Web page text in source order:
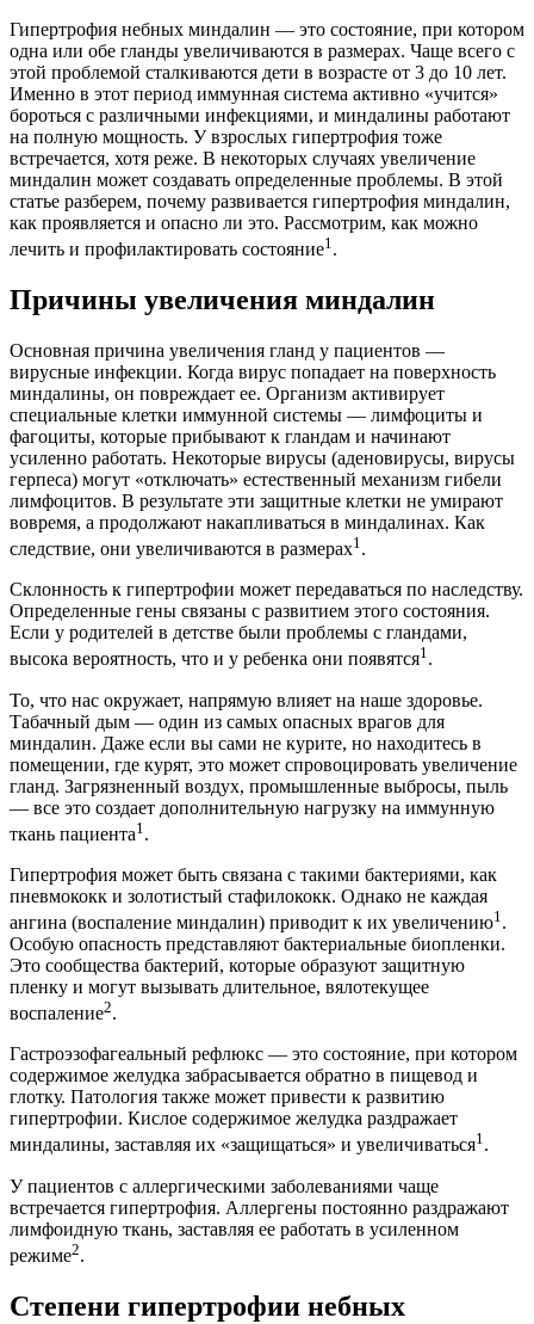
Гипертрофия небных миндалин — это состояние, при котором
одна или обе гланды увеличиваются в размерах. Чаще всего с
этой проблемой сталкиваются дети в возрасте от 3 до 10 лет.
Именно в этот период иммунная система активно «учится»
бороться с различными инфекциями, и миндалины работают
на полную мощность. У взрослых гипертрофия тоже
встречается, хотя реже. В некоторых случаях увеличение
миндалин может создавать определенные проблемы. В этой
статье разберем, почему развивается гипертрофия миндалин,
как проявляется и опасно ли это. Рассмотрим, как можно
лечить и профилактировать состояние1 .
Причины увеличения миндалин
Основная причина увеличения гланд у пациентов —
вирусные инфекции. Когда вирус попадает на поверхность
миндалины, он повреждает ее. Организм активирует
специальные клетки иммунной системы — лимфоциты и
фагоциты, которые прибывают к гландам и начинают
усиленно работать. Некоторые вирусы (аденовирусы, вирусы
герпеса) могут «отключать» естественный механизм гибели
лимфоцитов. В результате эти защитные клетки не умирают
вовремя, а продолжают накапливаться в миндалинах. Как
следствие, они увеличиваются в размерах1 .
Склонность к гипертрофии может передаваться по наследству.
Определенные гены связаны с развитием этого состояния.
Если у родителей в детстве были проблемы с гландами,
высока вероятность, что и у ребенка они появятся1.
То, что нас окружает, напрямую влияет на наше здоровье.
Табачный дым — один из самых опасных врагов для
миндалин. Даже если вы сами не курите, но находитесь в
помещении, где курят, это может спровоцировать увеличение
гланд. Загрязненный воздух, промышленные выбросы, пыль
— все это создает дополнительную нагрузку на иммунную
ткань пациента1 .
Гипертрофия может быть связана с такими бактериями, как
пневмококк и золотистый стафилококк. Однако не каждая
ангина (воспаление миндалин) приводит к их увеличению1 .
Особую опасность представляют бактериальные биопленки.
Это сообщества бактерий, которые образуют защитную
пленку и могут вызывать длительное, вялотекущее
воспаление2.
Гастроэзофагеальный рефлюкс — это состояние, при котором
содержимое желудка забрасывается обратно в пищевод и
глотку. Патология также может привести к развитию
гипертрофии. Кислое содержимое желудка раздражает
миндалины, заставляя их «защищаться» и увеличиваться1.
У пациентов с аллергическими заболеваниями чаще
встречается гипертрофия. Аллергены постоянно раздражают
лимфоидную ткань, заставляя ее работать в усиленном
режиме2.
Степени гипертрофии небных